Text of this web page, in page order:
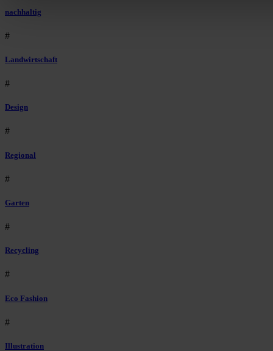
nachhaltig
#
Landwirtschaft
#
Design
#
Regional
#
Garten
#
Recycling
#
Eco Fashion
#
Illustration